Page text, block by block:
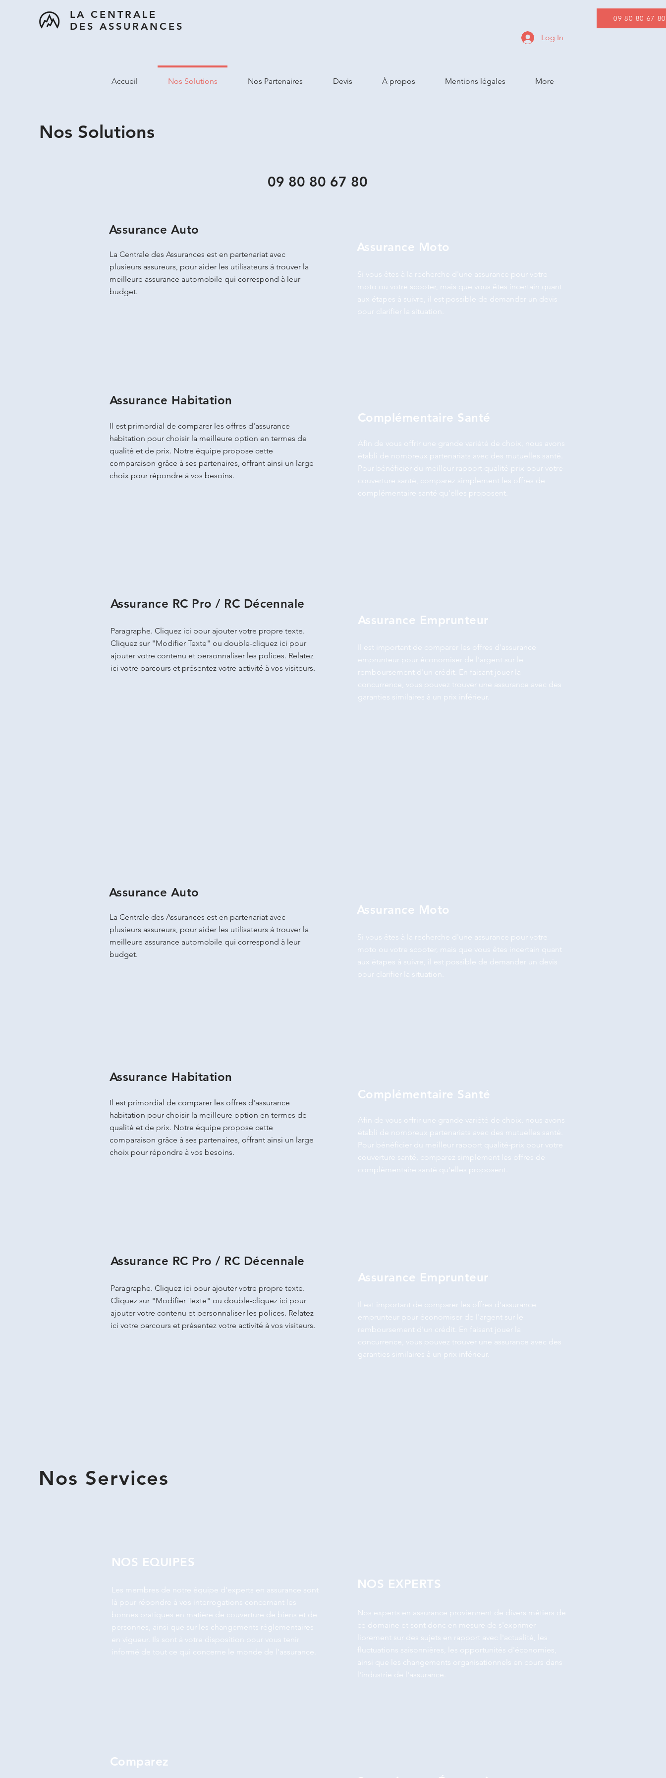
LA CENTRALE
DES ASSURANCES
09 80 80 67 80
Log In
Accueil Nos Solutions Nos Partenaires Devis À propos Mentions légales More
Nos Solutions
Assurance Moto
Si vous êtes à la recherche d'une assurance pour votre
moto ou votre scooter, mais que vous êtes incertain quant
aux étapes à suivre, il est possible de demander un devis
pour clarifier la situation.
Assurance Auto
La Centrale des Assurances est en partenariat avec
plusieurs assureurs, pour aider les utilisateurs à trouver la
meilleure assurance automobile qui correspond à leur
budget.
Complémentaire Santé
Afin de vous offrir une grande variété de choix, nous avons
établi de nombreux partenariats avec des mutuelles santé.
Pour bénéficier du meilleur rapport qualité-prix pour votre
couverture santé, comparez simplement les offres de
complémentaire santé qu'elles proposent.
Assurance Habitation
Il est primordial de comparer les offres d'assurance
habitation pour choisir la meilleure option en termes de
qualité et de prix. Notre équipe propose cette
comparaison grâce à ses partenaires, offrant ainsi un large
choix pour répondre à vos besoins.
Assurance Emprunteur
Il est important de comparer les offres d'assurance
emprunteur pour économiser de l'argent sur le
remboursement d'un crédit. En faisant jouer la
concurrence, vous pouvez trouver une assurance avec des
garanties similaires à un prix inférieur.
Assurance RC Pro / RC Décennale
Paragraphe. Cliquez ici pour ajouter votre propre texte.
Cliquez sur "Modifier Texte" ou double-cliquez ici pour
ajouter votre contenu et personnaliser les polices. Relatez
ici votre parcours et présentez votre activité à vos visiteurs.
09 80 80 67 80
Assurance Moto
Si vous êtes à la recherche d'une assurance pour votre
moto ou votre scooter, mais que vous êtes incertain quant
aux étapes à suivre, il est possible de demander un devis
pour clarifier la situation.
Assurance Auto
La Centrale des Assurances est en partenariat avec
plusieurs assureurs, pour aider les utilisateurs à trouver la
meilleure assurance automobile qui correspond à leur
budget.
Complémentaire Santé
Afin de vous offrir une grande variété de choix, nous avons
établi de nombreux partenariats avec des mutuelles santé.
Pour bénéficier du meilleur rapport qualité-prix pour votre
couverture santé, comparez simplement les offres de
complémentaire santé qu'elles proposent.
Assurance Habitation
Il est primordial de comparer les offres d'assurance
habitation pour choisir la meilleure option en termes de
qualité et de prix. Notre équipe propose cette
comparaison grâce à ses partenaires, offrant ainsi un large
choix pour répondre à vos besoins.
Assurance Emprunteur
Il est important de comparer les offres d'assurance
emprunteur pour économiser de l'argent sur le
remboursement d'un crédit. En faisant jouer la
concurrence, vous pouvez trouver une assurance avec des
garanties similaires à un prix inférieur.
Assurance RC Pro / RC Décennale
Paragraphe. Cliquez ici pour ajouter votre propre texte.
Cliquez sur "Modifier Texte" ou double-cliquez ici pour
ajouter votre contenu et personnaliser les polices. Relatez
ici votre parcours et présentez votre activité à vos visiteurs.
Nos Services
NOS EXPERTS
Nos experts en assurance proviennent de divers métiers de
ce domaine et sont donc en mesure de s'exprimer
librement sur des sujets en rapport avec l'actualité, les
fluctuations saisonnières, les opportunités d'économies,
ainsi que les changements organisationnels en cours dans
l'industrie de l'assurance.
NOS EQUIPES
Les membres de notre équipe d'experts en assurance sont
là pour répondre à vos interrogations concernant les
bonnes pratiques en matière de couverture de biens et de
personnes, ainsi que sur les changements réglementaires
en vigueur. Ils sont à votre disposition pour vous tenir
informé de tout ce qui concerne le monde de l'assurance.
Comparez